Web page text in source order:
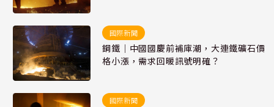
國際新聞
鋼鐵｜中國國慶前補庫潮，大連鐵礦石價
格小漲，需求回暖訊號明確？
國際新聞